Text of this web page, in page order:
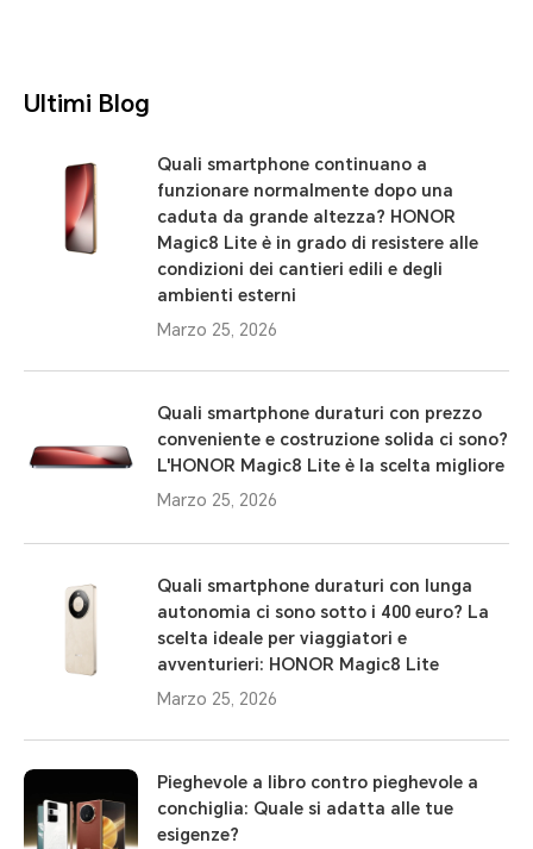
Ultimi Blog
Quali smartphone continuano a
funzionare normalmente dopo una
caduta da grande altezza? HONOR
Magic8 Lite è in grado di resistere alle
condizioni dei cantieri edili e degli
ambienti esterni
Marzo 25, 2026
Quali smartphone duraturi con prezzo
conveniente e costruzione solida ci sono?
L'HONOR Magic8 Lite è la scelta migliore
Marzo 25, 2026
Quali smartphone duraturi con lunga
autonomia ci sono sotto i 400 euro? La
scelta ideale per viaggiatori e
avventurieri: HONOR Magic8 Lite
Marzo 25, 2026
Pieghevole a libro contro pieghevole a
conchiglia: Quale si adatta alle tue
esigenze?